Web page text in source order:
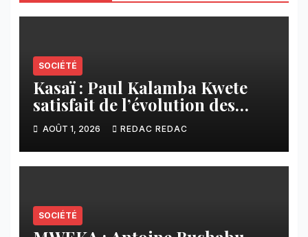
SOCIÉTÉ
Kasaï : Paul Kalamba Kwete
satisfait de l’évolution des
travaux routiers exécutés par
SAFRIMEX
AOÛT 1, 2026 REDAC REDAC
SOCIÉTÉ